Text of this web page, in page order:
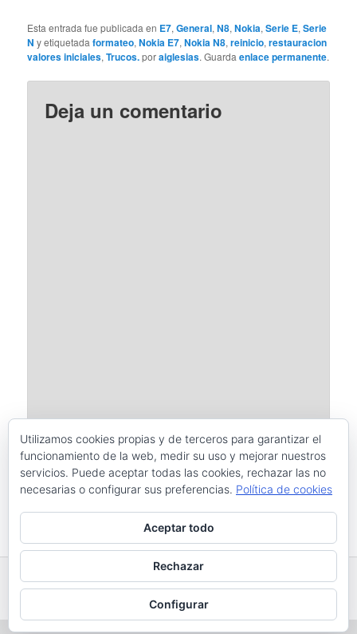
Esta entrada fue publicada en E7,General,N8,Nokia,Serie E,Serie
N y etiquetadaformateo,Nokia E7,Nokia N8,reinicio,restauracion
valores iniciales,Trucos.poraiglesias. Guardaenlace permanente.
Deja un comentario
Este sitio usa Akismet para reducir el spam.Aprende cómo se
procesan los datos de tus comentarios.
Funciona gracias a WordPress
Utilizamos cookies propias y de terceros para garantizar el
funcionamiento de la web, medir su uso y mejorar nuestros
servicios. Puede aceptar todas las cookies, rechazar las no
necesarias o configurar sus preferencias. Política de cookies
Aceptar todo
Rechazar
Configurar